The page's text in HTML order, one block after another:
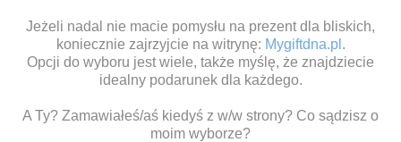
Jeżeli nadal nie macie pomysłu na prezent dla bliskich,
koniecznie zajrzyjcie na witrynę: Mygiftdna.pl .
Opcji do wyboru jest wiele, także myślę, że znajdziecie
idealny podarunek dla każdego.
A Ty? Zamawiałeś/aś kiedyś z w/w strony? Co sądzisz o
moim wyborze?